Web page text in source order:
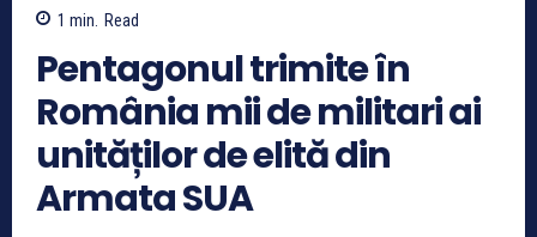
1 min. Read
Pentagonul trimite în
România mii de militari ai
unităților de elită din
Armata SUA